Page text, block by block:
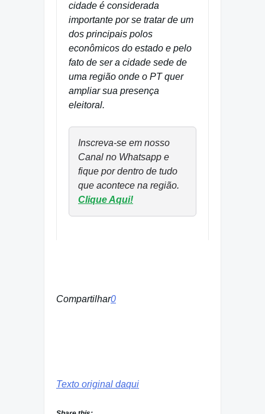
cidade é considerada
importante por se tratar de um
dos principais polos
econômicos do estado e pelo
fato de ser a cidade sede de
uma região onde o PT quer
ampliar sua presença
eleitoral.
Inscreva-se em nosso
Canal no Whatsapp e
fique por dentro de tudo
que acontece na região.
Clique Aqui!
Compartilhar0
Texto original daqui